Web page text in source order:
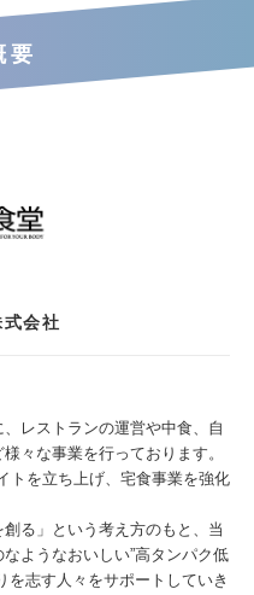
要
会社
レストランの運営や中食、自
々な事業を行っております。
トを立ち上げ、宅食事業を強化
る」という考え方のもと、当
ようなおいしい”高タンパク低
を志す人々をサポートしていき